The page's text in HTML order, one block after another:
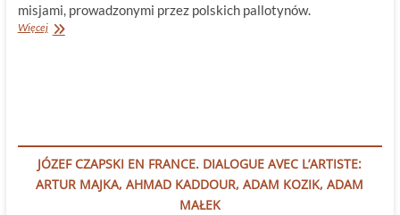
misjami, prowadzonymi przez polskich pallotynów.
WięcejBrat
JÓZEF CZAPSKI EN FRANCE. DIALOGUE AVEC L’ARTISTE:
ARTUR MAJKA, AHMAD KADDOUR, ADAM KOZIK, ADAM
MAŁEK